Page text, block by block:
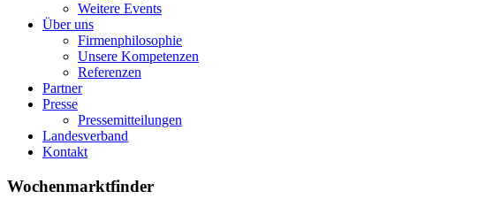
Weitere Events
Über uns
Firmenphilosophie
Unsere Kompetenzen
Referenzen
Partner
Presse
Pressemitteilungen
Landesverband
Kontakt
Wochenmarktfinder